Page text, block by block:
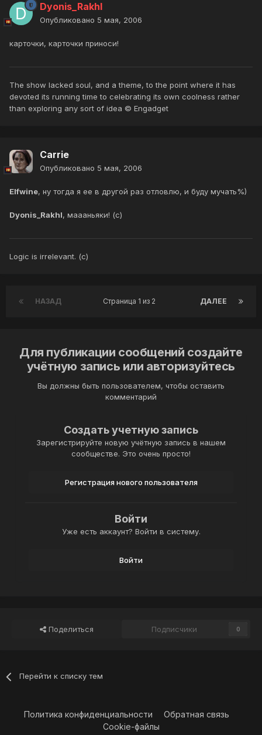
Dyonis_Rakhl
Опубликовано 5 мая, 2006
карточки, карточки приноси!
The show lacked soul, and a theme, to the point where it has
devoted its running time to celebrating its own coolness rather
than exploring any sort of idea © Engadget
Carrie
Опубликовано 5 мая, 2006
Elfwine, ну тогда я ее в другой раз отловлю, и буду мучать%)
Dyonis_Rakhl, маааньяки! (с)
Logic is irrelevant. (с)
НАЗАД ДАЛЕЕ
Страница 1 из 2
Для публикации сообщений создайте
учётную запись или авторизуйтесь
Вы должны быть пользователем, чтобы оставить
комментарий
Создать учетную запись
Зарегистрируйте новую учётную запись в нашем
сообществе. Это очень просто!
Регистрация нового пользователя
Войти
Уже есть аккаунт? Войти в систему.
Войти
Поделиться Подписчики 0
Перейти к списку тем
Политика конфиденциальности
Обратная связь
Cookie-файлы